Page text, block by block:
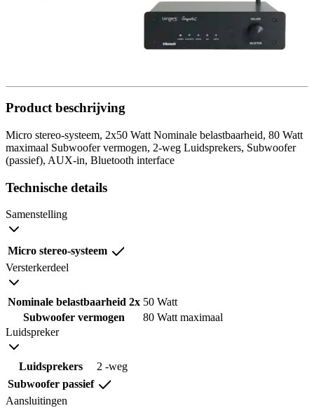
Product beschrijving
Micro stereo-systeem, 2x50 Watt Nominale belastbaarheid, 80 Watt
maximaal Subwoofer vermogen, 2-weg Luidsprekers, Subwoofer
(passief), AUX-in, Bluetooth interface
Technische details
Samenstelling
Micro stereo-systeem
Versterkerdeel
Nominale belastbaarheid 2x 50 Watt
Subwoofer vermogen
80 Watt maximaal
Luidspreker
Luidsprekers
2 -weg
Subwoofer passief
Aansluitingen